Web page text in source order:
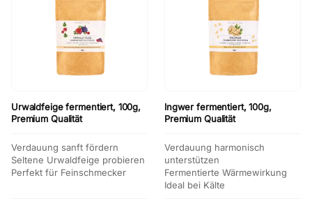
Urwaldfeige fermentiert, 100g,
Premium Qualität
Verdauung sanft fördern
Seltene Urwaldfeige probieren
Perfekt für Feinschmecker
Ingwer fermentiert, 100g,
Premium Qualität
Verdauung harmonisch
unterstützen
Fermentierte Wärmewirkung
Ideal bei Kälte